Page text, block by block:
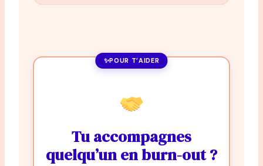
POUR T’AIDER
Tu accompagnes
quelqu’un en burn-out ?